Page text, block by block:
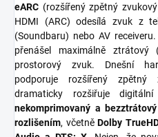
eARC (rozšířený zpětný
HDMI (ARC) odesílá zvuk z
(Soundbaru) nebo AV
přenášel maximálně ztrátový
prostorový zvuk. Dnešní
podporuje rozšířený
dramaticky rozšiřuje
nekomprimovaný a
rozlišením, včetněDolby